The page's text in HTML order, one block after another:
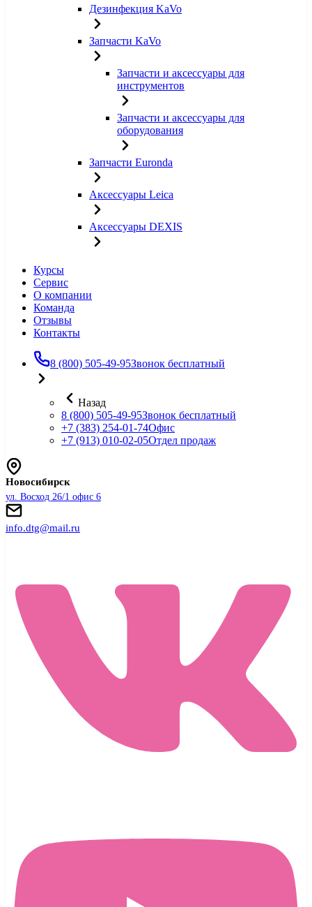
Дезинфекция KaVo
Запчасти KaVo
Запчасти и аксессуары для
инструментов
Запчасти и аксессуары для
оборудования
Запчасти Euronda
Аксессуары Leica
Аксессуары DEXIS
Курсы
Сервис
О компании
Команда
Отзывы
Контакты
8 (800) 505-49-95Звонок бесплатный
Назад
8 (800) 505-49-95Звонок бесплатный
+7 (383) 254-01-74Офис
+7 (913) 010-02-05Отдел продаж
Новосибирск
ул. Восход 26/1 офис 6
info.dtg@mail.ru